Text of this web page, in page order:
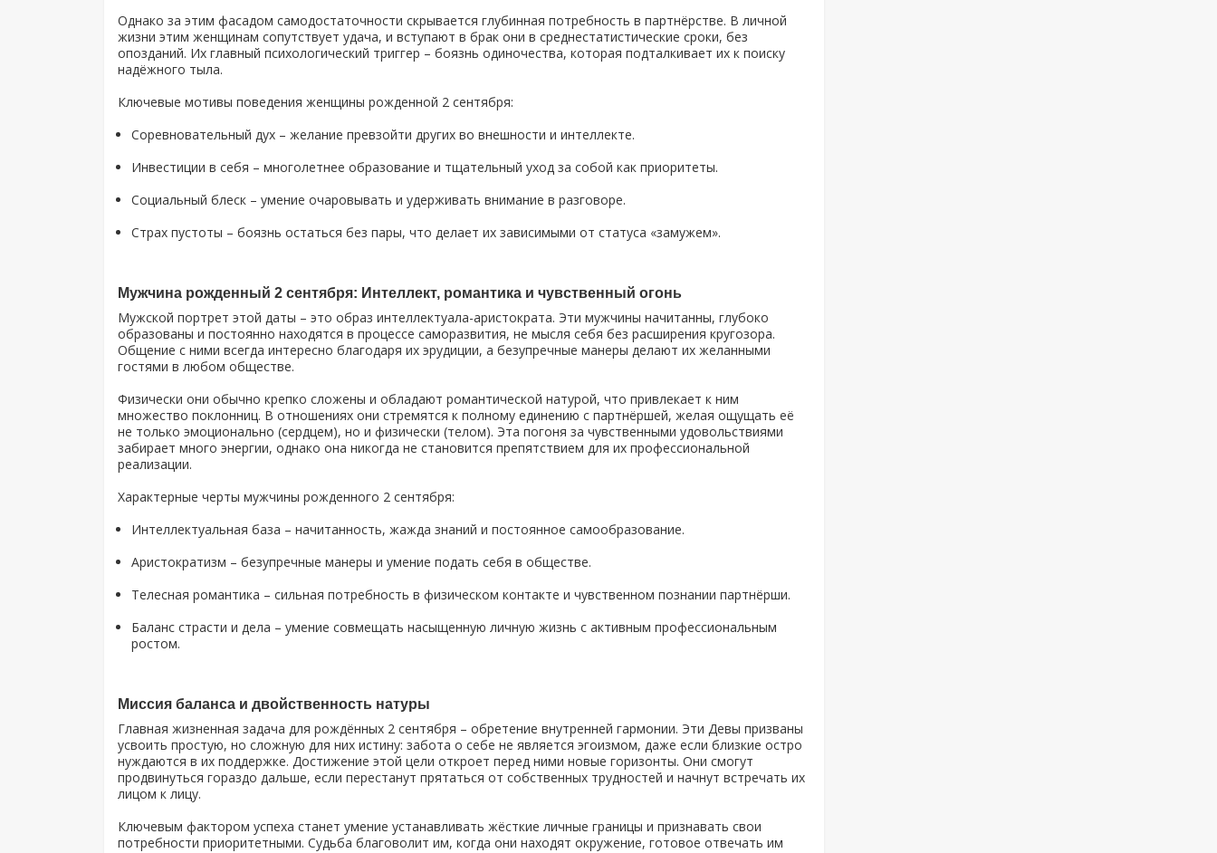
Однако за этим фасадом самодостаточности скрывается глубинная потребность в партнёрстве. В личной
жизни этим женщинам сопутствует удача, и вступают в брак они в среднестатистические сроки, без
опозданий. Их главный психологический триггер – боязнь одиночества, которая подталкивает их к поиску
надёжного тыла.
Ключевые мотивы поведения женщины рожденной 2 сентября:
Соревновательный дух – желание превзойти других во внешности и интеллекте.
Инвестиции в себя – многолетнее образование и тщательный уход за собой как приоритеты.
Социальный блеск – умение очаровывать и удерживать внимание в разговоре.
Страх пустоты – боязнь остаться без пары, что делает их зависимыми от статуса «замужем».
Мужчина рожденный 2 сентября: Интеллект, романтика и чувственный огонь
Мужской портрет этой даты – это образ интеллектуала-аристократа. Эти мужчины начитанны, глубоко
образованы и постоянно находятся в процессе саморазвития, не мысля себя без расширения кругозора.
Общение с ними всегда интересно благодаря их эрудиции, а безупречные манеры делают их желанными
гостями в любом обществе.
Физически они обычно крепко сложены и обладают романтической натурой, что привлекает к ним
множество поклонниц. В отношениях они стремятся к полному единению с партнёршей, желая ощущать её
не только эмоционально (сердцем), но и физически (телом). Эта погоня за чувственными удовольствиями
забирает много энергии, однако она никогда не становится препятствием для их профессиональной
реализации.
Характерные черты мужчины рожденного 2 сентября:
Интеллектуальная база – начитанность, жажда знаний и постоянное самообразование.
Аристократизм – безупречные манеры и умение подать себя в обществе.
Телесная романтика – сильная потребность в физическом контакте и чувственном познании партнёрши.
Баланс страсти и дела – умение совмещать насыщенную личную жизнь с активным профессиональным
ростом.
Миссия баланса и двойственность натуры
Главная жизненная задача для рождённых 2 сентября – обретение внутренней гармонии. Эти Девы призваны
усвоить простую, но сложную для них истину: забота о себе не является эгоизмом, даже если близкие остро
нуждаются в их поддержке. Достижение этой цели откроет перед ними новые горизонты. Они смогут
продвинуться гораздо дальше, если перестанут прятаться от собственных трудностей и начнут встречать их
лицом к лицу.
Ключевым фактором успеха станет умение устанавливать жёсткие личные границы и признавать свои
потребности приоритетными. Судьба благоволит им, когда они находят окружение, готовое отвечать им